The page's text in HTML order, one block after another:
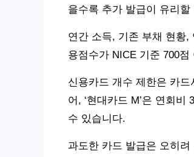
을수록 추가 발급이 유리할
연간 소득, 기존 부채 현황,
용점수가 NICE 기준 700
신용카드 개수 제한은 카
어, ‘현대카드 M’은 연회비
수 있습니다.
과도한 카드 발급은 오히